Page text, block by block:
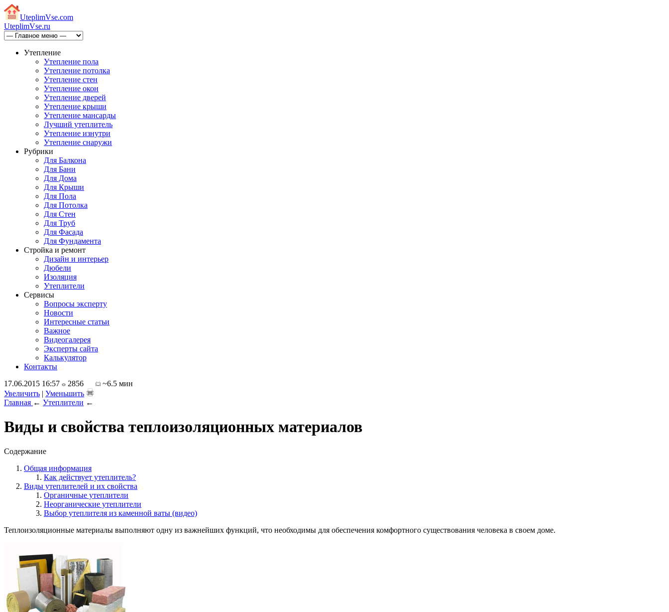
UteplimVse.com
UteplimVse.ru
Утепление
Утепление пола
Утепление потолка
Утепление стен
Утепление окон
Утепление дверей
Утепление крыши
Утепление мансарды
Лучший утеплитель
Утепление изнутри
Утепление снаружи
Рубрики
Для Балкона
Для Бани
Для Дома
Для Крыши
Для Пола
Для Потолка
Для Стен
Для Труб
Для Фасада
Для Фундамента
Стройка и ремонт
Дизайн и интерьер
Дюбели
Изоляция
Утеплители
Сервисы
Вопросы эксперту
Новости
Интересные статьи
Важное
Видеогалерея
Эксперты сайта
Калькулятор
Контакты
17.06.2015 16:57
2856
~6.5 мин
Увеличить | Уменьшить
Главная ← Утеплители ←
Виды и свойства теплоизоляционных материалов
Содержание
Общая информация
Как действует утеплитель?
Виды утеплителей и их свойства
Органичные утеплители
Неорганические утеплители
Выбор утеплителя из каменной ваты (видео)
Теплоизоляционные материалы выполняют одну из важнейших функций, что необходимы для обеспечения комфортного существования человека в своем доме.